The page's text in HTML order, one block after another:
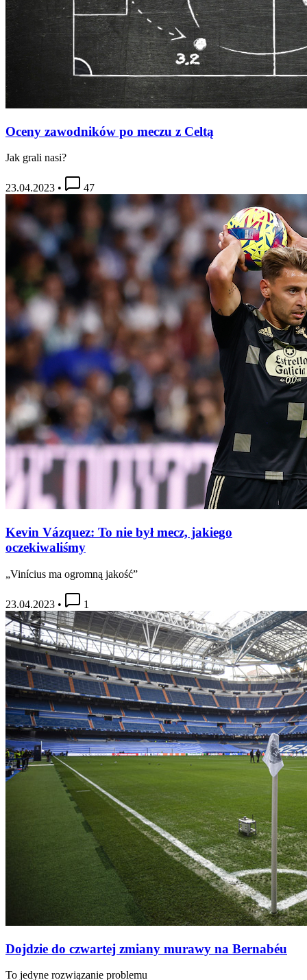
Oceny zawodników po meczu z Celtą
Jak grali nasi?
23.04.2023 • 47
Kevin Vázquez: To nie był mecz, jakiego
oczekiwaliśmy
„Vinícius ma ogromną jakość”
23.04.2023 • 1
Dojdzie do czwartej zmiany murawy na Bernabéu
To jedyne rozwiązanie problemu